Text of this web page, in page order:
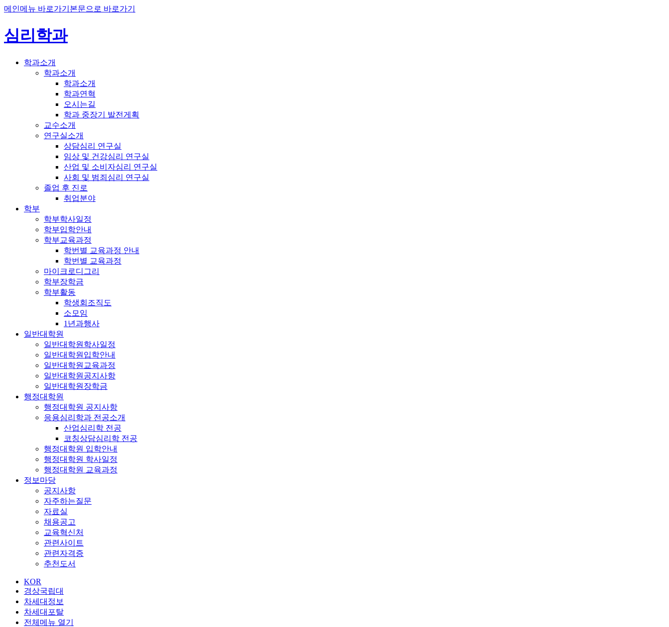
메인메뉴 바로가기 본문으로 바로가기
심리학과
학과소개
학과소개
학과소개
학과연혁
오시는길
학과 중장기 발전게획
교수소개
연구실소개
상담심리 연구실
임상 및 건강심리 연구실
산업 및 소비자심리 연구실
사회 및 범죄심리 연구실
졸업 후 진로
취업분야
학부
학부학사일정
학부입학안내
학부교육과정
학번별 교육과정 안내
학번별 교육과정
마이크로디그리
학부장학금
학부활동
학생회조직도
소모임
1년과행사
일반대학원
일반대학원학사일정
일반대학원입학안내
일반대학원교육과정
일반대학원공지사항
일반대학원장학금
행정대학원
행정대학원 공지사항
응용심리학과 전공소개
산업심리학 전공
코칭상담심리학 전공
행정대학원 입학안내
행정대학원 학사일정
행정대학원 교육과정
정보마당
공지사항
자주하는질문
자료실
채용공고
교육혁신처
관련사이트
관련자격증
추천도서
KOR
경상국립대
차세대정보
차세대포탈
전체메뉴 열기